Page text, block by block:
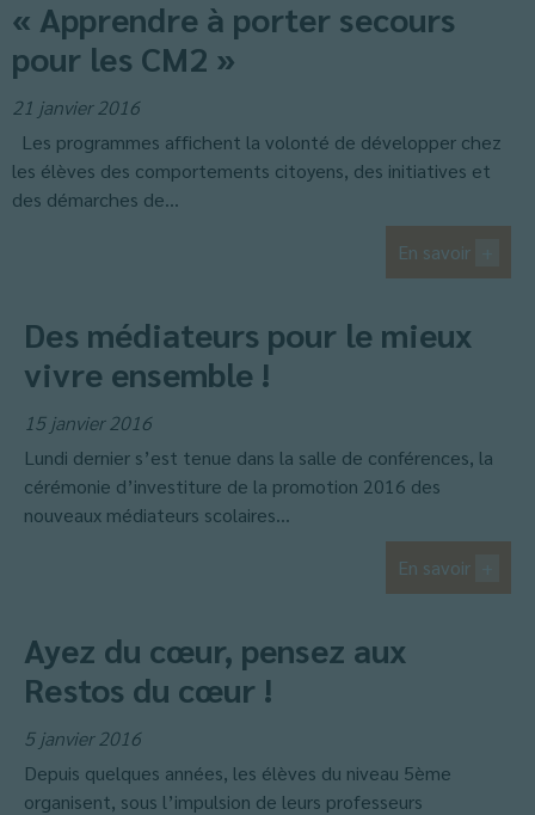
« Apprendre à porter secours
pour les CM2 »
21 janvier 2016
Les programmes affichent la volonté de développer chez
les élèves des comportements citoyens, des initiatives et
des démarches de...
En savoir
Des médiateurs pour le mieux
vivre ensemble !
15 janvier 2016
Lundi dernier s’est tenue dans la salle de conférences, la
cérémonie d’investiture de la promotion 2016 des
nouveaux médiateurs scolaires...
En savoir
Ayez du cœur, pensez aux
Restos du cœur !
5 janvier 2016
Depuis quelques années, les élèves du niveau 5ème
organisent, sous l’impulsion de leurs professeurs